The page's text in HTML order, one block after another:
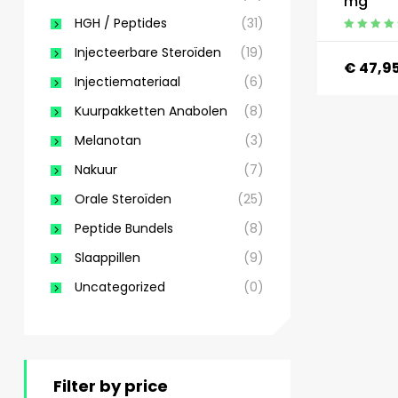
€
HGH / Peptides
(31)
Injecteerbare Steroïden
(19)
Injectiemateriaal
(6)
Kuurpakketten Anabolen
(8)
Melanotan
(3)
Nakuur
(7)
Orale Steroïden
(25)
Peptide Bundels
(8)
Slaappillen
(9)
Uncategorized
(0)
Filter by price